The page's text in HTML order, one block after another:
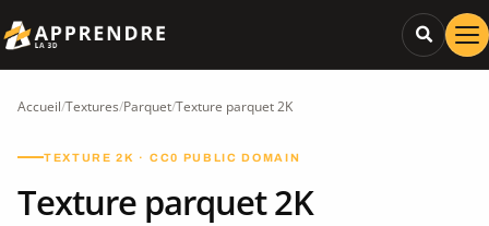
Accueil/Textures/Parquet/Texture parquet 2K
TEXTURE 2K · CC0 PUBLIC DOMAIN
Texture parquet 2K